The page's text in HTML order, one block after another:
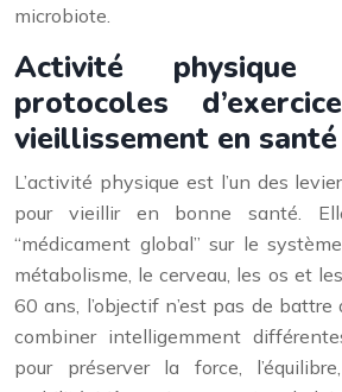
microbiote.
Activité physique
protocoles
vieillissement en santé
L’activité physique est l’un des
pour vieillir en bonne santé.
“médicament global” sur le
métabolisme, le cerveau, les os et
60 ans, l’objectif n’est pas de battre
combiner intelligemment
pour préserver la force,